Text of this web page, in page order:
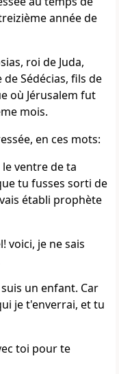
année de
roi de Juda,
Sédécias, fils de
où Jérusalem fut
mois.
en ces mots:
ventre de ta
tu fusses sorti de
établi prophète
voici, je ne sais
un enfant. Car
je t'enverrai, et tu
toi pour te